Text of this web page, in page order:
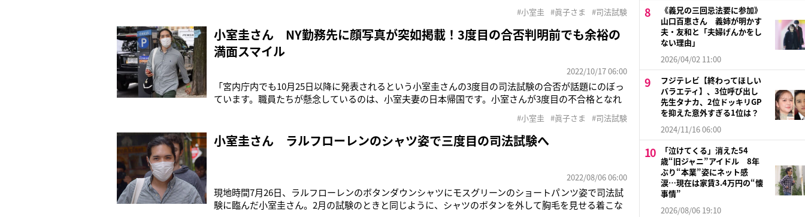
知されていた。NHK NEWS WEBによると、小室さんは21日午後に日本で勤務していた弁護士事務所の
所長・奥野
#小室圭 #眞子さま #司法試験
小室圭さん NY勤務先に顔写真が突如掲載！3度目の合否判明前でも余裕の
満面スマイル
2022/10/17 06:00
「宮内庁内でも10月25日以降に発表されるという小室圭さんの3度目の司法試験の合否が話題にのぼっ
ています。職員たちが懸念しているのは、小室夫妻の日本帰国です。小室さんが3度目の不合格となれ
本に戻ってこざるをえなくなるのではないか、ということです」そう語るのは、宮内庁関係者。もっと
も職員たちが心配しているのは
#小室圭 #眞子さま #司法試験
小室圭さん ラルフローレンのシャツ姿で三度目の司法試験へ
2022/08/06 06:00
現地時間7月26日、ラルフローレンのボタンダウンシャツにモスグリーンのショートパンツ姿で司法試
験に臨んだ小室圭さん。2月の試験のときと同じように、シャツのボタンを外して胸毛を見せる着こな
《義兄の三回忌法要に参加》
山口百恵さん 義姉が明かす
夫・友和と「夫婦げんかをし
ない理由」
2026/04/02 11:00
フジテレビ【終わってほしい
バラエティ】、3位呼び出し
先生タナカ、2位ドッキリGP
を抑えた意外すぎる1位は？
2024/11/16 06:00
「泣けてくる」消えた54
歳“旧ジャニ”アイドル 8年
ぶり“本業”姿にネット感
涙…現在は家賃3.4万円の“懐
事情”
2026/08/06 19:10